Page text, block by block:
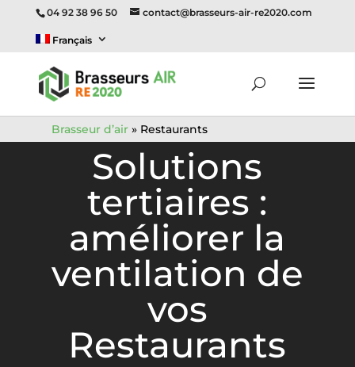
Brasseur d’air» Restaurants
04 92 38 96 50 contact@brasseurs-air-re2020.com
Français
Solutions
tertiaires :
améliorer la
ventilation de
vos
Restaurants